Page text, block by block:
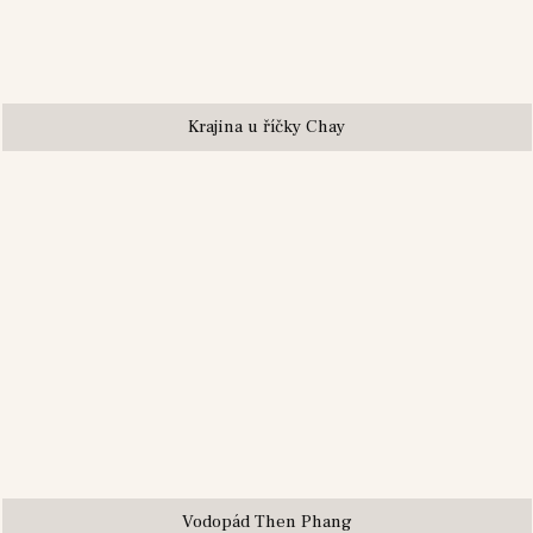
Krajina u říčky Chay
Vodopád Then Phang